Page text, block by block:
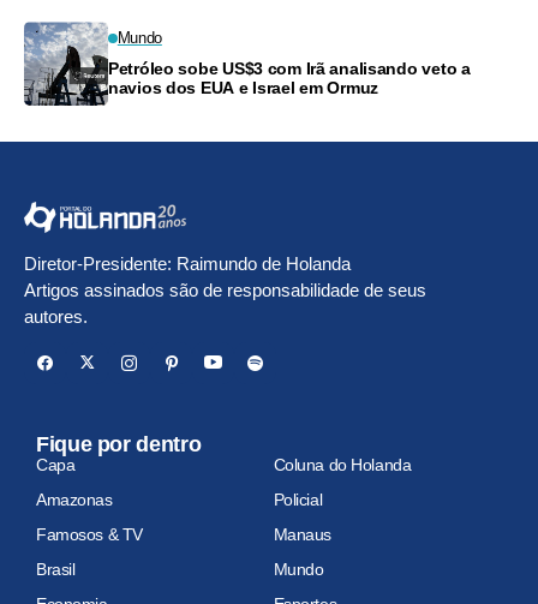
Mundo
Petróleo sobe US$3 com Irã analisando veto a
navios dos EUA e Israel em Ormuz
Diretor-Presidente: Raimundo de Holanda
Artigos assinados são de responsabilidade de seus
autores.
Fique por dentro
Capa
Coluna do Holanda
Amazonas
Policial
Famosos & TV
Manaus
Brasil
Mundo